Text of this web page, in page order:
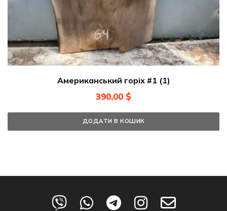
Американський горіх #1 (1)
390,00 $
ДОДАТИ В КОШИК